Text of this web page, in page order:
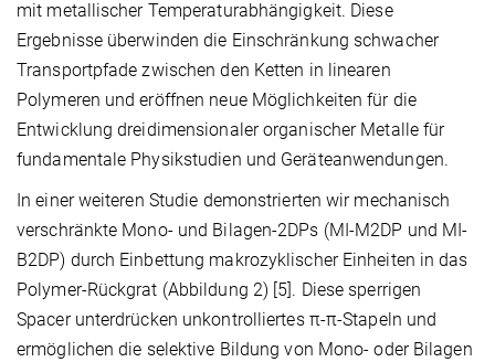
mit metallischer Temperaturabhängigkeit. Diese
Ergebnisse überwinden die Einschränkung schwacher
Transportpfade zwischen den Ketten in linearen
Polymeren und eröffnen neue Möglichkeiten für die
Entwicklung dreidimensionaler organischer Metalle für
fundamentale Physikstudien und Geräteanwendungen.
In einer weiteren Studie demonstrierten wir mechanisch
verschränkte Mono- und Bilagen-2DPs (MI-M2DP und MI-
B2DP) durch Einbettung makrozyklischer Einheiten in das
Polymer-Rückgrat (Abbildung 2) [5]. Diese sperrigen
Spacer unterdrücken unkontrolliertes π-π-Stapeln und
ermöglichen die selektive Bildung von Mono- oder Bilagen